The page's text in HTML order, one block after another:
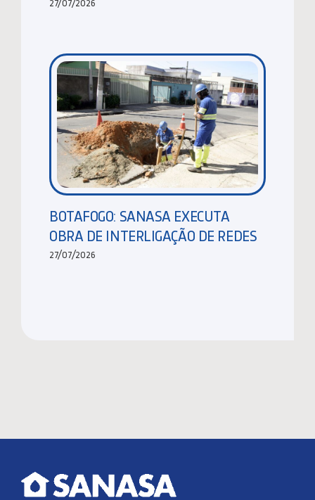
27/07/2026
BOTAFOGO: SANASA EXECUTA
OBRA DE INTERLIGAÇÃO DE REDES
27/07/2026